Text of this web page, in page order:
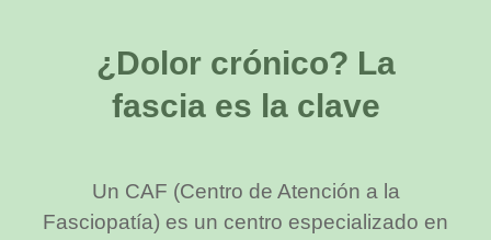
¿Dolor crónico? La
fascia es la clave
Un CAF (Centro de Atención a la
Fasciopatía) es un centro especializado en